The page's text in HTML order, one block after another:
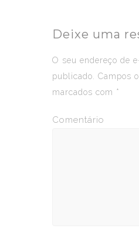
Deixe uma
O seu endereço de
publicado.
Campos
marcados com *
Comentário